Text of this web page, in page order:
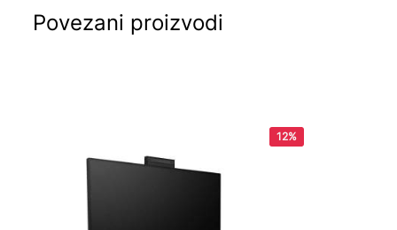
Povezani proizvodi
12%